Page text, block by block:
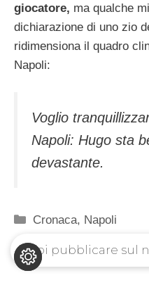
giocatore, ma qualche
dichiarazione di uno zio
ridimensiona il quadro
Napoli:
Voglio
Napoli: Hugo sta
devastante.
Categorie
Cronaca, Napoli
Vuoi pubblicare sul